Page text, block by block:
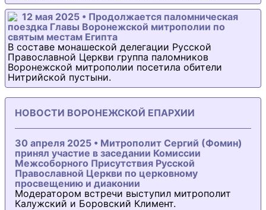
12 мая 2025 • Продолжается паломническая
поездка Главы Воронежской митрополии по
святым местам Египта
В составе монашеской делегации Русской
Православной Церкви группа паломников
Воронежской митрополии посетила обители
Нитрийской пустыни.
НОВОСТИ ВОРОНЕЖСКОЙ ЕПАРХИИ
30 апреля 2025 • Митрополит Сергий (Фомин)
принял участие в заседании Комиссии
Межсоборного Присутствия Русской
Православной Церкви по церковному
просвещению и диаконии
Модератором встречи выступил митрополит
Калужский и Боровский Климент.